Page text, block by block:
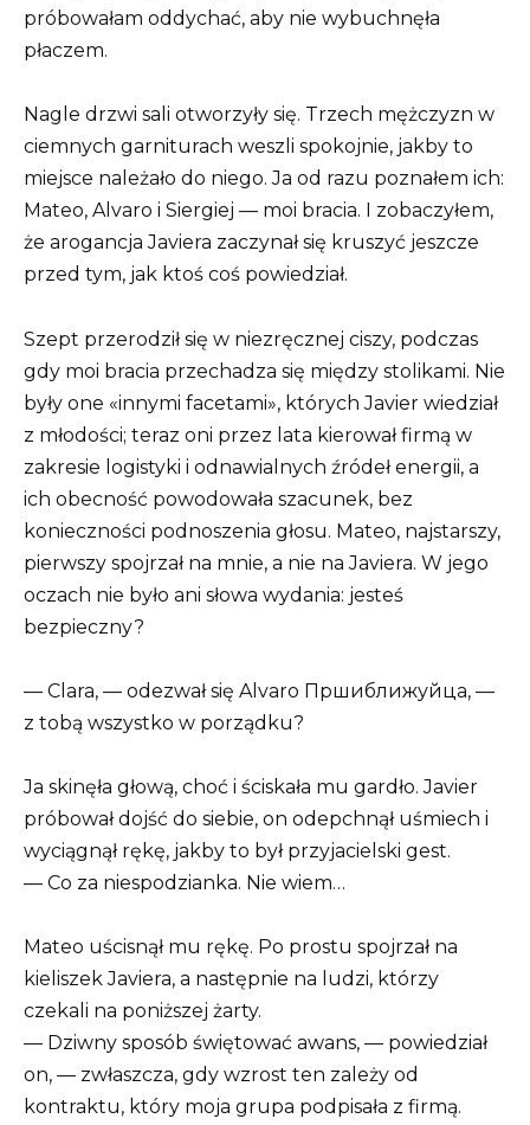
próbowałam oddychać, aby nie wybuchnęła
płaczem.
Nagle drzwi sali otworzyły się. Trzech mężczyzn w
ciemnych garniturach weszli spokojnie, jakby to
miejsce należało do niego. Ja od razu poznałem ich:
Mateo, Alvaro i Siergiej — moi bracia. I zobaczyłem,
że arogancja Javiera zaczynał się kruszyć jeszcze
przed tym, jak ktoś coś powiedział.
Szept przerodził się w niezręcznej ciszy, podczas
gdy moi bracia przechadza się między stolikami. Nie
były one «innymi facetami», których Javier wiedział
z młodości; teraz oni przez lata kierował firmą w
zakresie logistyki i odnawialnych źródeł energii, a
ich obecność powodowała szacunek, bez
konieczności podnoszenia głosu. Mateo, najstarszy,
pierwszy spojrzał na mnie, a nie na Javiera. W jego
oczach nie było ani słowa wydania: jesteś
bezpieczny?
— Clara, — odezwał się Alvaro Пршиближуйца, —
z tobą wszystko w porządku?
Ja skinęła głową, choć i ściskała mu gardło. Javier
próbował dojść do siebie, on odepchnął uśmiech i
wyciągnął rękę, jakby to był przyjacielski gest.
— Co za niespodzianka. Nie wiem…
Mateo uścisnął mu rękę. Po prostu spojrzał na
kieliszek Javiera, a następnie na ludzi, którzy
czekali na poniższej żarty.
— Dziwny sposób świętować awans, — powiedział
on, — zwłaszcza, gdy wzrost ten zależy od
kontraktu, który moja grupa podpisała z firmą.